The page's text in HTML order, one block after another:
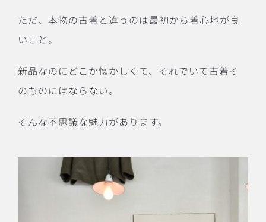
ただ、本物の古着と違うのは最初から着心地が良
いこと。
新品なのにどこか懐かしくて、それでいて古着そ
のものにはならない。
そんな不思議な魅力があります。